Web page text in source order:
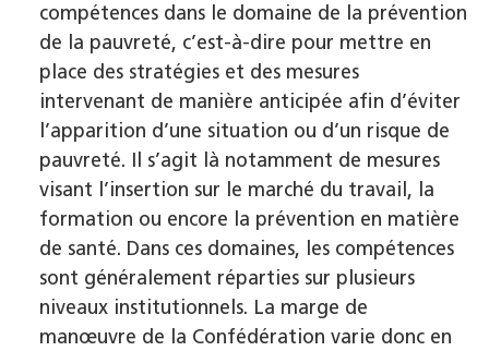
compétences dans le domaine de la prévention
de la pauvreté, c’est-à-dire pour mettre en
place des stratégies et des mesures
intervenant de manière anticipée afin d’éviter
l’apparition d’une situation ou d’un risque de
pauvreté. Il s’agit là notamment de mesures
visant l’insertion sur le marché du travail, la
formation ou encore la prévention en matière
de santé. Dans ces domaines, les compétences
sont généralement réparties sur plusieurs
niveaux institutionnels. La marge de
manœuvre de la Confédération varie donc en